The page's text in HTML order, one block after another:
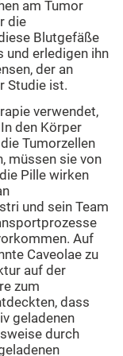
am Tumor
die
Blutgefäße
und erledigen ihn
der an
Studie ist.
verwendet,
den Körper
Tumorzellen
müssen sie von
Pille wirken
und sein Team
Auf
Caveolae zu
auf der
zum
dass
geladenen
durch